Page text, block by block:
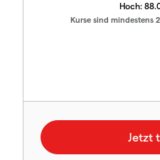
Hoch:
Kurse sind mindestens